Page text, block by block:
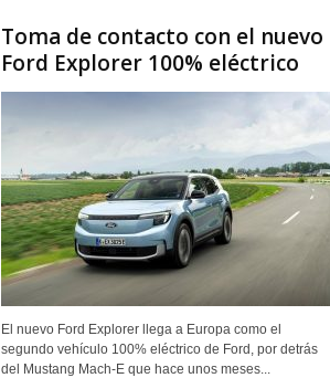
Toma de contacto con el nuevo
Ford Explorer 100% eléctrico
El nuevo Ford Explorer llega a Europa como el
segundo vehículo 100% eléctrico de Ford, por detrás
del Mustang Mach-E que hace unos meses...